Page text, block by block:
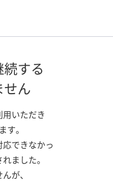
する
せん
いただき
す。
できなかっ
ました。
が、